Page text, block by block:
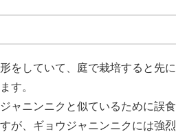
をしていて、庭で栽培すると先に
す。
ャニンニクと似ているために誤食
が、ギョウジャニンニクには強烈